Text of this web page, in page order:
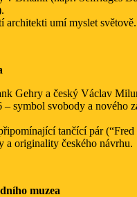
architekti umí myslet světově.
Gehry a český Václav
– symbol svobody a nového
tančící pár (“Fred
a originality českého návrhu.
muzea